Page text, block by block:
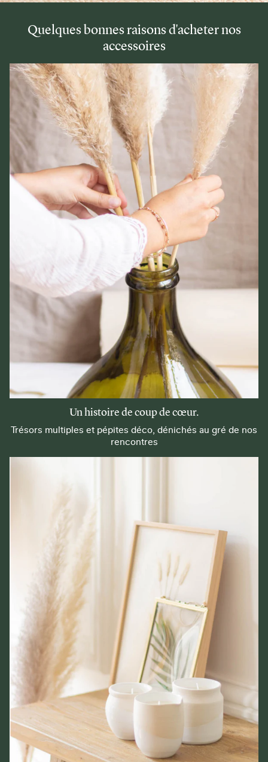
Quelques bonnes raisons d'acheter nos
accessoires
Un histoire de coup de cœur.
Trésors multiples et pépites déco, dénichés au gré de nos
rencontres